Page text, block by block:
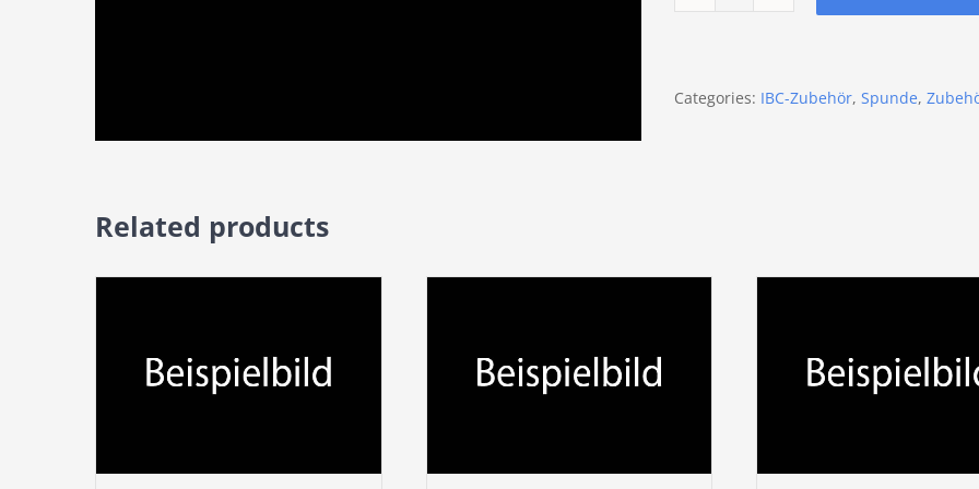
S70x6
quantity
Categories: IBC-Zubehör, Spunde,
Related products